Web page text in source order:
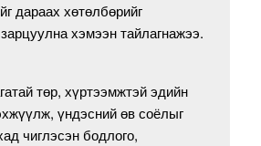
дараах хөтөлбөрийг
хэмээн тайлагнажээ.
төр, хүртээмжтэй эдийн
үндэсний өв соёлыг
чиглэсэн бодлого,